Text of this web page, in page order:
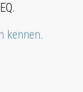
kennen.